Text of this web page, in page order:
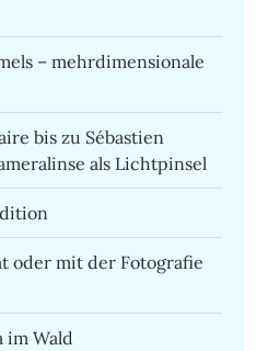
– mehrdimensionale
bis zu Sébastien
als Lichtpinsel
oder mit der Fotografie
im Wald